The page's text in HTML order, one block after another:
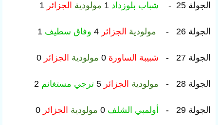
الجولة 25 - شباب بلوزداد 1 مولودية الجزائر 1
الجولة 26 - مولودية الجزائر 4 وفاق سطيف 1
الجولة 27 - شبيبة الساورة 0 مولودية الجزائر 0
الجولة 28 - مولودية الجزائر 5 ترجي مستغانم 2
الجولة 29 - أولمبي الشلف 0 مولودية الجزائر 0